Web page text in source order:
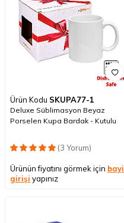
Ürün Kodu SKUPA77-1
Deluxe Süblimasyon Beyaz
Porselen Kupa Bardak - Kutulu
(3 Yorum)
Ürünün fiyatını görmek için bayi
girişi yapınız